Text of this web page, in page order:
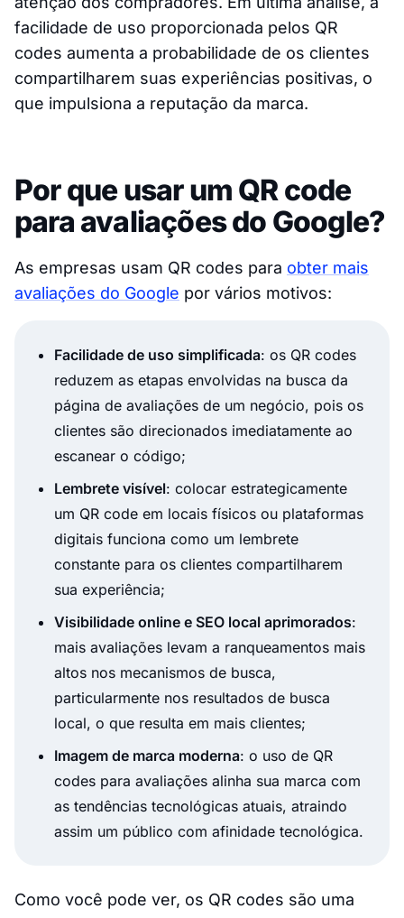
facilidade de uso proporcionada pelos QR
codes aumenta a probabilidade de os clientes
compartilharem suas experiências positivas, o
que impulsiona a reputação da marca.
Por que usar um QR code
para avaliações do Google?
As empresas usam QR codes para obter mais
avaliações do Google por vários motivos:
Facilidade de uso simplificada: os QR codes
reduzem as etapas envolvidas na busca da
página de avaliações de um negócio, pois os
clientes são direcionados imediatamente ao
escanear o código;
Lembrete visível: colocar estrategicamente
um QR code em locais físicos ou plataformas
digitais funciona como um lembrete
constante para os clientes compartilharem
sua experiência;
Visibilidade online e SEO local aprimorados:
mais avaliações levam a ranqueamentos mais
altos nos mecanismos de busca,
particularmente nos resultados de busca
local, o que resulta em mais clientes;
Imagem de marca moderna: o uso de QR
codes para avaliações alinha sua marca com
as tendências tecnológicas atuais, atraindo
assim um público com afinidade tecnológica.
Como você pode ver, os QR codes são uma